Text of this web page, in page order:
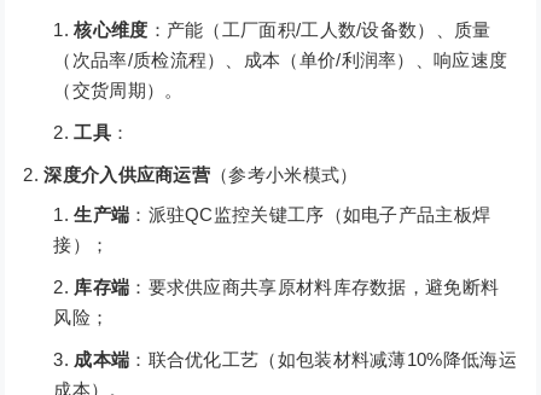
核心维度 ：产能（工厂面积/工人数/设备数）、质量
（次品率/质检流程）、成本（单价/利润率）、响应速度
（交货周期）。
工具 ：
深度介入供应商运营 （参考小米模式）
生产端 ：派驻QC监控关键工序（如电子产品主板焊
接）；
库存端 ：要求供应商共享原材料库存数据，避免断料
风险；
成本端 ：联合优化工艺（如包装材料减薄10%降低海运
成本）。